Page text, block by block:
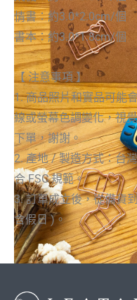
情書：約3.0*2.0cm/個
書本：約3.0*1.8cm/個
【 注意事項 】
1. 商品照片和實品可能
線或螢幕色調變化，視
下單，謝謝。
2. 產地 / 製造方式：台
合 FSC 規範。
3. 訂單成立後，從備貨
含假日 )。